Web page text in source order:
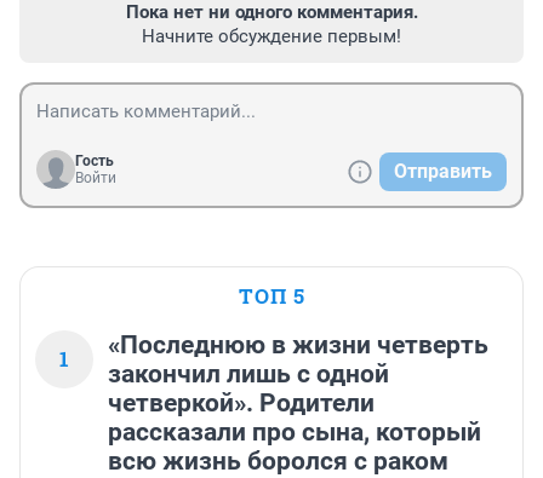
Пока нет ни одного комментария.
Начните обсуждение первым!
Гость
Войти
Отправить
ТОП 5
1
«Последнюю в жизни четверть
закончил лишь с одной
четверкой». Родители
рассказали про сына, который
всю жизнь боролся с раком